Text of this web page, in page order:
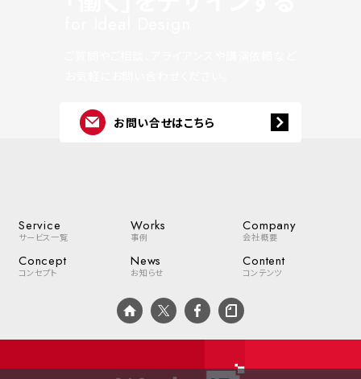
お問い合せはこちら
Service
サービス一覧
Works
事例
Company
会社概要
Concept
コンセプト
News
お知らせ
Content
コンテンツ